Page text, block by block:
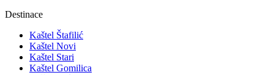
Destinace
Kaštel Štafilić
Kaštel Novi
Kaštel Stari
Kaštel Gomilica